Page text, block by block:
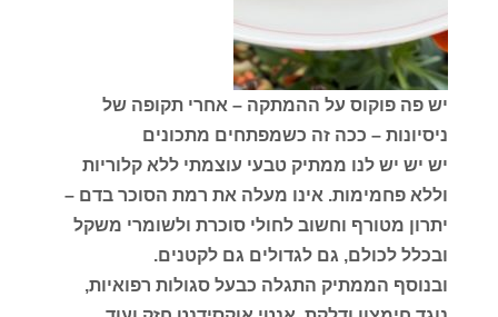
יש פה פוקוס על ההמתקה – אחרי תקופה של
ניסיונות – ככה זה כשמפתחים מתכונים
יש יש יש לנו ממתיק טבעי עוצמתי ללא קלוריות
וללא פחמימות. אינו מעלה את רמת הסוכר בדם –
יתרון מטורף וחשוב לחולי סוכרת ולשומרי משקל
ובכלל לכולם, גם לגדולים גם לקטנים.
ובנוסף הממתיק התגלה כבעל סגולות רפואיות,